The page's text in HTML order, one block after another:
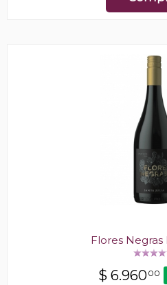
Flores
$ 6.96000